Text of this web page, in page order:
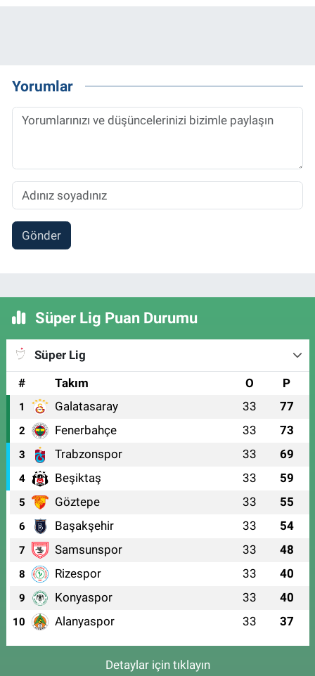
Yorumlar
Gönder
Süper Lig Puan Durumu
Süper Lig
#
Takım O P
1 Galatasaray 33 77
2 Fenerbahçe 33 73
3 Trabzonspor 33 69
4 Beşiktaş 33 59
5 Göztepe 33 55
6 Başakşehir 33 54
7 Samsunspor 33 48
8 Rizespor 33 40
9 Konyaspor 33 40
10 Alanyaspor 33 37
Detaylar için tıklayın